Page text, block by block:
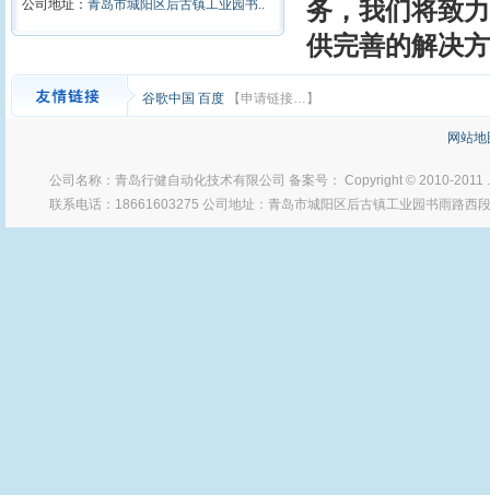
公司地址： 青岛市城阳区后古镇工业园书..
务，我们将致
供完善的解决
谷歌中国 百度 【申请链接…】
网站地
公司名称：青岛行健自动化技术有限公司 备案号： Copyright © 2010-2011
联系电话：18661603275 公司地址：青岛市城阳区后古镇工业园书雨路西